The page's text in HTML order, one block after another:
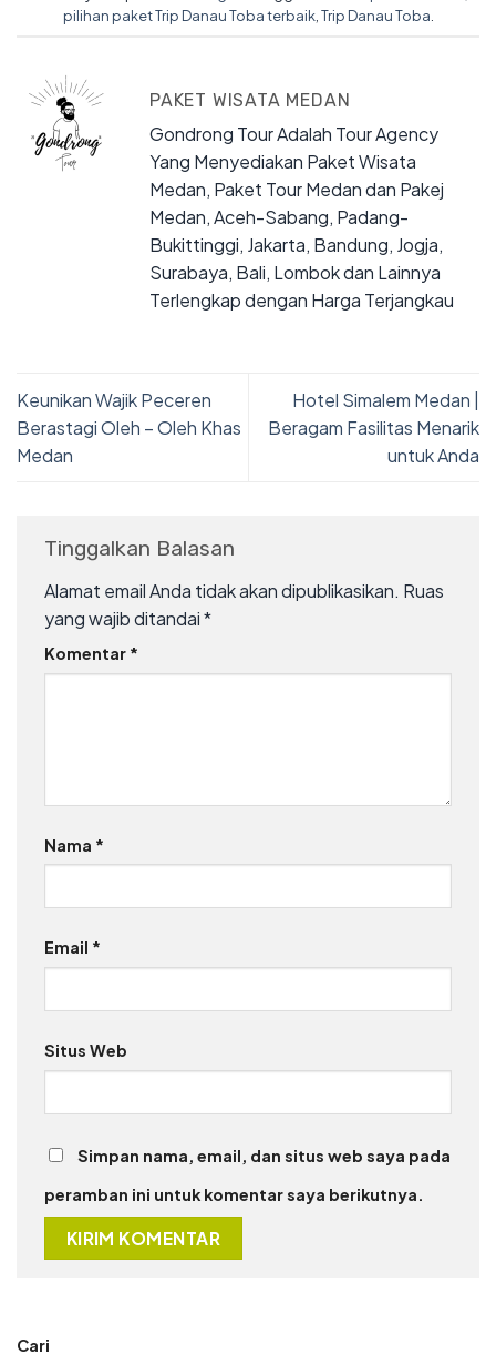
pilihan paket Trip Danau Toba terbaik,Trip Danau Toba.
PAKET WISATA MEDAN
Gondrong Tour Adalah Tour Agency
Yang Menyediakan Paket Wisata
Medan, Paket Tour Medan dan Pakej
Medan, Aceh-Sabang, Padang-
Bukittinggi, Jakarta, Bandung, Jogja,
Surabaya, Bali, Lombok dan Lainnya
Terlengkap dengan Harga Terjangkau
Keunikan Wajik Peceren
Berastagi Oleh – Oleh Khas
Medan
Hotel Simalem Medan |
Beragam Fasilitas Menarik
untuk Anda
Tinggalkan Balasan
Alamat email Anda tidak akan dipublikasikan. Ruas
yang wajib ditandai*
Komentar *
Nama *
Email *
Situs Web
Simpan nama, email, dan situs web saya pada
peramban ini untuk komentar saya berikutnya.
Cari